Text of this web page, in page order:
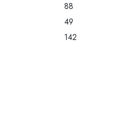
88
49
142